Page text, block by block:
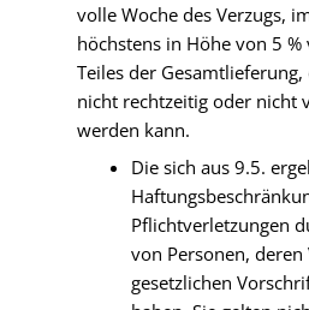
volle Woche des Verzugs,
höchstens in Höhe von 5
Teiles der
nicht rechtzeitig oder nicht
werden kann.
Die sich aus 9.5.
Pflichtverletzungen
von Personen,
gesetzlichen